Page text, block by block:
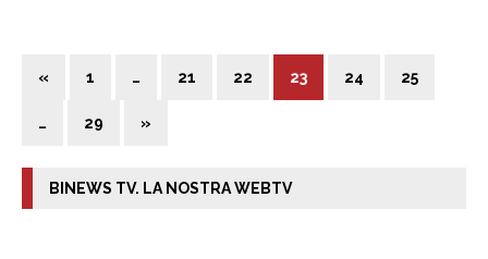
« 1 … 21 22 23 24 25
… 29 »
BINEWS TV. LA NOSTRA WEBTV